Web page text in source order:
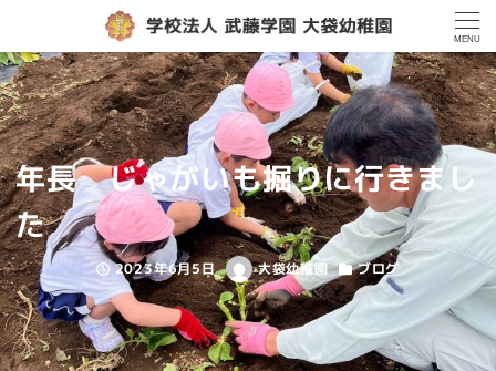
MENU
年長 じゃがいも掘りに行きまし
た
投稿日
2023年6月5日
著
者
大袋幼稚園
カテゴリー
ブログ